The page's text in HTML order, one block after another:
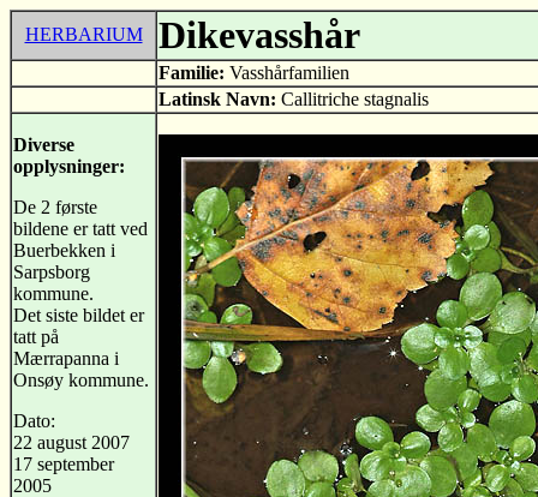
HERBARIUM Dikevasshår
Familie: Vasshårfamilien
Latinsk Navn: Callitriche stagnalis
Diverse
opplysninger:
De 2 første
bildene er tatt ved
Buerbekken i
Sarpsborg
kommune.
Det siste bildet er
tatt på
Mærrapanna i
Onsøy kommune.
Dato:
22 august 2007
17 september
2005